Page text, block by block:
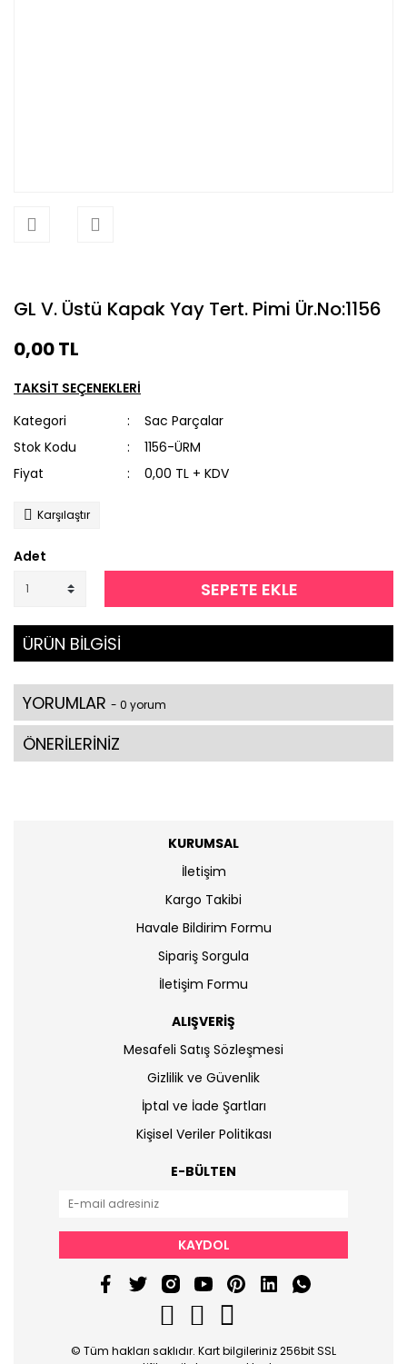
GL V. Üstü Kapak Yay Tert. Pimi Ür.No:1156
0,00 TL
TAKSİT SEÇENEKLERİ
Kategori
Sac Parçalar
Stok Kodu
1156-ÜRM
Fiyat
0,00 TL + KDV
Karşılaştır
Adet
SEPETE EKLE
ÜRÜN BİLGİSİ
YORUMLAR - 0 yorum
ÖNERİLERİNİZ
KURUMSAL
İletişim
Kargo Takibi
Havale Bildirim Formu
Sipariş Sorgula
İletişim Formu
ALIŞVERİŞ
Mesafeli Satış Sözleşmesi
Gizlilik ve Güvenlik
İptal ve İade Şartları
Kişisel Veriler Politikası
E-BÜLTEN
KAYDOL
© Tüm hakları saklıdır. Kart bilgileriniz 256bit SSL